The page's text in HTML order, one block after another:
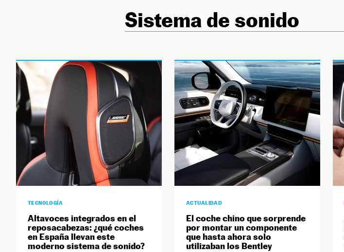
Sistema de sonido
TECNOLOGÍA
Altavoces integrados en el
reposacabezas: ¿qué coches
en España llevan este
moderno sistema de sonido?
ACTUALIDAD
El coche chino que sorprende
por montar un componente
que hasta ahora solo
utilizaban los Bentley